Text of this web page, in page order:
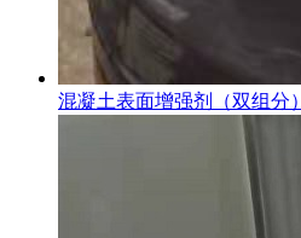
混凝土表面增强剂（双组分）